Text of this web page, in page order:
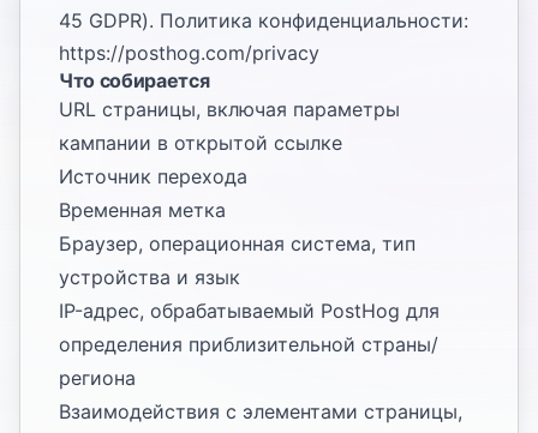
45 GDPR). Политика конфиденциальности:
https://posthog.com/privacy
Что собирается
URL страницы, включая параметры
кампании в открытой ссылке
Источник перехода
Временная метка
Браузер, операционная система, тип
устройства и язык
IP-адрес, обрабатываемый PostHog для
определения приблизительной страны/
региона
Взаимодействия с элементами страницы,